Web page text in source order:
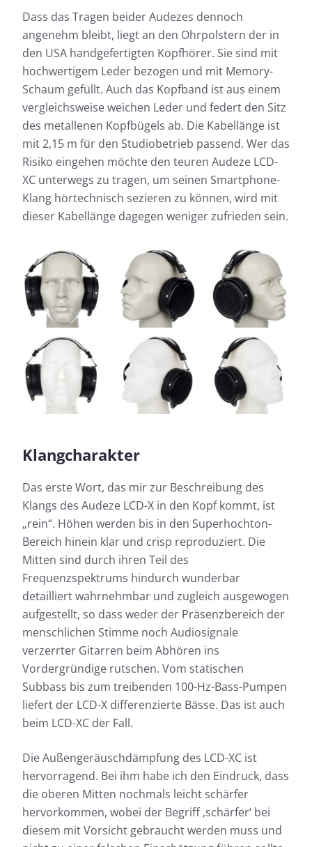
Dass das Tragen beider Audezes dennoch
angenehm bleibt, liegt an den Ohrpolstern der in
den USA handgefertigten Kopfhörer. Sie sind mit
hochwertigem Leder bezogen und mit Memory-
Schaum gefüllt. Auch das Kopfband ist aus einem
vergleichsweise weichen Leder und federt den Sitz
des metallenen Kopfbügels ab. Die Kabellänge ist
mit 2,15 m für den Studiobetrieb passend. Wer das
Risiko eingehen möchte den teuren Audeze LCD-
XC unterwegs zu tragen, um seinen Smartphone-
Klang hörtechnisch sezieren zu können, wird mit
dieser Kabellänge dagegen weniger zufrieden sein.
Klangcharakter
Das erste Wort, das mir zur Beschreibung des
Klangs des Audeze LCD-X in den Kopf kommt, ist
„rein“. Höhen werden bis in den Superhochton-
Bereich hinein klar und crisp reproduziert. Die
Mitten sind durch ihren Teil des
Frequenzspektrums hindurch wunderbar
detailliert wahrnehmbar und zugleich ausgewogen
aufgestellt, so dass weder der Präsenzbereich der
menschlichen Stimme noch Audiosignale
verzerrter Gitarren beim Abhören ins
Vordergründige rutschen. Vom statischen
Subbass bis zum treibenden 100-Hz-Bass-Pumpen
liefert der LCD-X differenzierte Bässe. Das ist auch
beim LCD-XC der Fall.
Die Außengeräuschdämpfung des LCD-XC ist
hervorragend. Bei ihm habe ich den Eindruck, dass
die oberen Mitten nochmals leicht schärfer
hervorkommen, wobei der Begriff ‚schärfer‘ bei
diesem mit Vorsicht gebraucht werden muss und
Messdaten für Audeze LCD-X
Creator Edition New
Fast jeder Test-Kopfhörer wird von uns geprüft:
Neben der Ermittlung des Frequenzgangs, dem
Herzstück unserer Messungen, messen wir auch die
Auswirkungen der Geräusche, die von außen nach
innen dringen.
Frequenzgang: Einfach
Außendämpfung